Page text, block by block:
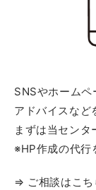
SNSやホーム
アドバイスなど
まずは当センタ
※HP作成の代行
⇒ ご相談はこ